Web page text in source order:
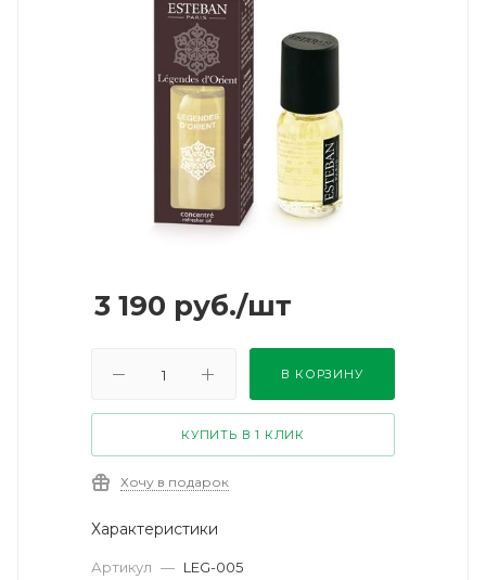
3 190 руб./шт
В КОРЗИНУ
КУПИТЬ В 1 КЛИК
Хочу в подарок
Характеристики
Артикул — LEG-005